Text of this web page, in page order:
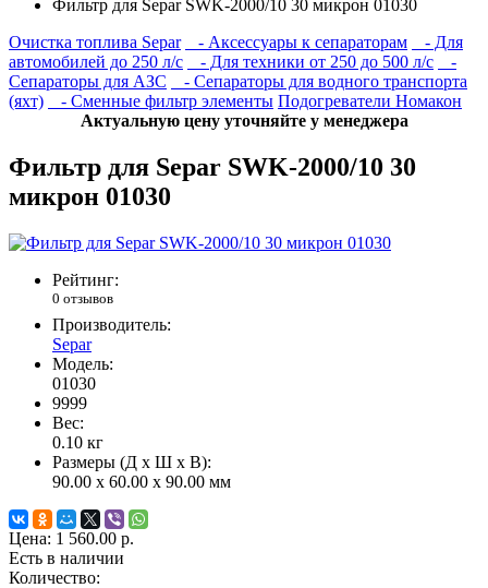
Фильтр для Separ SWK-2000/10 30 микрон 01030
Очистка топлива Separ
- Аксессуары к сепараторам
- Для
автомобилей до 250 л/с
- Для техники от 250 до 500 л/с
-
Сепараторы для АЗС
- Сепараторы для водного транспорта
(яхт)
- Сменные фильтр элементы Подогреватели Номакон
Актуальную цену уточняйте у менеджера
Фильтр для Separ SWK-2000/10 30
микрон 01030
Рейтинг:
0 отзывов
Производитель:
Separ
Модель:
01030
9999
Вес:
0.10 кг
Размеры (Д x Ш x В):
90.00 x 60.00 x 90.00 мм
Цена: 1 560.00 р.
Есть в наличии
Количество: